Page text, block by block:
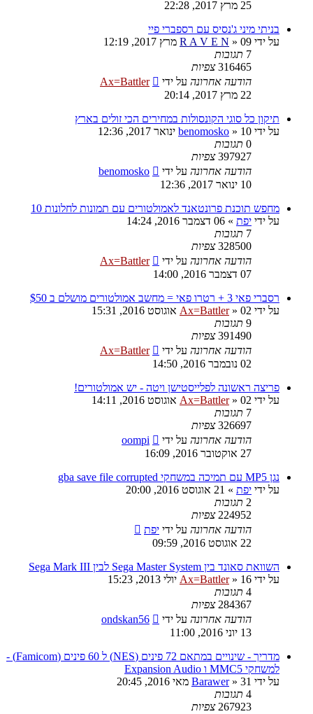
25 מרץ 2017, 22:28
בניתי מיני ג'נסיס עם רספברי פיי
על ידי
R A V E N » 09 מרץ 2017, 12:19
7 תגובות
316465 צפיות
הודעה אחרונה על ידי
Ax=Battler
22 מרץ 2017, 20:14
תיקון כל סוגי הקונסולות במחירים הכי זולים בארץ
על ידי
benomosko » 10 ינואר 2017, 12:36
0 תגובות
397927 צפיות
הודעה אחרונה על ידי
benomosko
10 ינואר 2017, 12:36
מחפש תוכנת פרונטאנד לאמולטורים עם תמונות לחלונות 10
על ידי יפת » 06 דצמבר 2016, 14:24
7 תגובות
328500 צפיות
הודעה אחרונה על ידי
Ax=Battler
07 דצמבר 2016, 14:00
רסברי פאי 3 + רטרו פאי = מחשב אמולטורים מושלם ב $50
על ידי
Ax=Battler» 02 אוגוסט 2016, 15:31
9 תגובות
391490 צפיות
הודעה אחרונה על ידי
Ax=Battler
02 נובמבר 2016, 14:50
פריצה ראשונה לפלייסטישן ויטה - יש אמולטורים!
על ידי
Ax=Battler» 02 אוגוסט 2016, 14:11
7 תגובות
326697 צפיות
הודעה אחרונה על ידי
oompi
27 אוקטובר 2016, 16:09
נגן MP5 עם תמיכה במשחקי gba save file corrupted
על ידי יפת » 21 אוגוסט 2016, 20:00
2 תגובות
224952 צפיות
הודעה אחרונה על ידי יפת
22 אוגוסט 2016, 09:59
השוואת סאונד בין Sega Master System לבין Sega Mark III
על ידי
Ax=Battler» 16 יולי 2013, 15:23
4 תגובות
284367 צפיות
הודעה אחרונה על ידי
ondskan56
13 יוני 2016, 11:00
מדריך - שינויים במתאם 72 פינים (NES) ל 60 פינים (Famicom) -
למשחקי MMC5 ו Expansion Audio
על ידי
Barawer» 31 מאי 2016, 20:45
4 תגובות
267923 צפיות